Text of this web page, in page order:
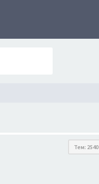
Тем: 2540